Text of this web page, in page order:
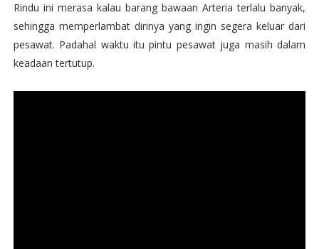
Rindu ini merasa kalau barang bawaan Arteria terlalu banyak,
sehingga memperlambat dirinya yang ingin segera keluar dari
pesawat. Padahal waktu itu pintu pesawat juga masih dalam
keadaan tertutup.